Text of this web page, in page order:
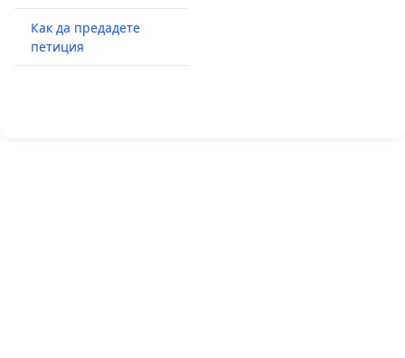
Как да предадете
петиция